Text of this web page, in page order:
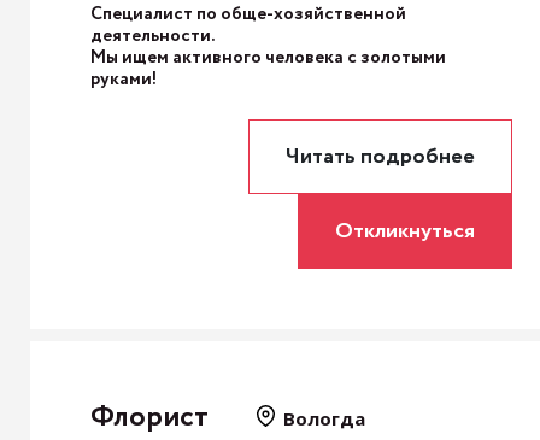
Специалист по обще-хозяйственной
деятельности.
Мы ищем активного человека с золотыми
руками!
Читать подробнее
Откликнуться
Флорист Вологда